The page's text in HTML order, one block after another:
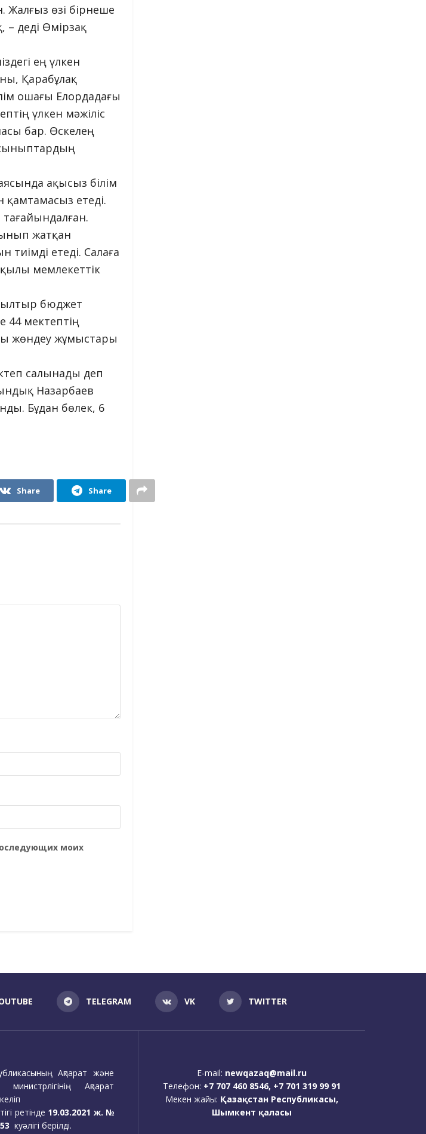
өзі бірнеше
– деді Өмірзақ
ең үлкен
Қарабұлақ
ошағы Елордадағы
үлкен мәжіліс
бар. Өскелең
сыныптардың
ақысыз білім
етеді.
жатқан
етеді. Салаға
мемлекеттік
бюджет
44 мектептің
жөндеу жұмыстары
салынады деп
Назарбаев
Бұдан бөлек, 6
Share Share
моих
TELEGRAM VK TWITTER
Ақпарат және
Ақпарат
ретінде 19.03.2021 ж. №
куәлігі берілді.
E-mail: newqazaq@mail.ru
Телефон: +7 707 460 8546, +7 701 319 99 91
Мекен жайы: Қазақстан Республикасы,
Шымкент қаласы